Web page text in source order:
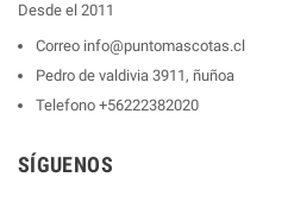
Desde el 2011
Correo info@puntomascotas.cl
Pedro de valdivia 3911, ñuñoa
Telefono +56222382020
SÍGUENOS